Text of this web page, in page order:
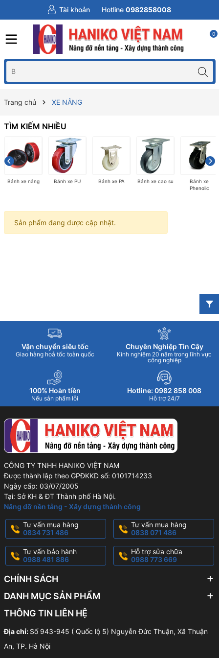
Tài khoản Hotline 0982858008
0
Trang chủ XE NÂNG
TÌM KIẾM NHIỀU
Bánh xe nâng Bánh xe PU Bánh xe PA Bánh xe cao su
Bánh xe
Phenolic
Sản phẩm đang được cập nhật.
Vận chuyển siêu tốc
Giao hàng hoả tốc toàn quốc
Chuyên Nghiệp Tin Cậy
Kinh nghiệm 20 năm trong lĩnh vực
công nghiệp
100% Hoàn tiền
Nếu sản phẩm lỗi
Hotline: 0982 858 008
Hỗ trợ 24/7
CÔNG TY TNHH HANIKO VIỆT NAM
Được thành lập theo GPĐKKD số: 0101714233
Ngày cấp: 03/07/2005
Tại: Sở KH & ĐT Thành phố Hà Nội.
Nâng đỡ nền tảng - Xây dựng thành công
Tư vấn mua hàng
0834 731 486
Tư vấn mua hàng
0838 071 486
Tư vấn bảo hành
0988 481 886
Hỗ trợ sửa chữa
0988 773 669
CHÍNH SÁCH
DANH MỤC SẢN PHẨM
THÔNG TIN LIÊN HỆ
Địa chỉ: Số 943-945 ( Quốc lộ 5) Nguyễn Đức Thuận, Xã Thuận
An, TP. Hà Nội